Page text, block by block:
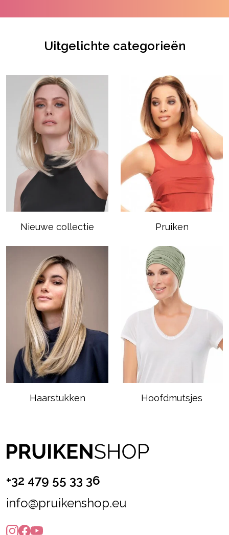
Uitgelichte categorieën
Nieuwe collectie Pruiken
Haarstukken Hoofdmutsjes
+32 479 55 33 36
info@pruikenshop.eu